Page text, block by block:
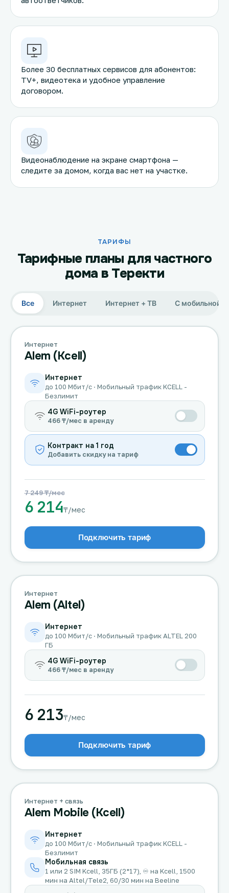
Более 30 бесплатных сервисов для абонентов:
TV+, видеотека и удобное управление
договором.
Видеонаблюдение на экране смартфона —
следите за домом, когда вас нет на участке.
ТАРИФЫ
Тарифные планы для частного
дома в Теректи
Все Интернет Интернет + ТВ С мобильной
Интернет
Alem (Kcell)
Интернет
до 100 Мбит/с · Мобильный трафик KCELL -
Безлимит
4G WiFi-роутер
466 ₸/мес в аренду
Контракт на 1 год
Добавить скидку на тариф
7 249 ₸/мес
6 214₸/мес
Подключить тариф
Интернет
Alem (Altel)
Интернет
до 100 Мбит/с · Мобильный трафик ALTEL 200
ГБ
4G WiFi-роутер
466 ₸/мес в аренду
6 213₸/мес
Подключить тариф
Интернет + связь
Alem Mobile (Kcell)
Интернет
до 100 Мбит/с · Мобильный трафик KCELL -
Безлимит
Мобильная связь
1 или 2 SIM Kcell, 35ГБ (2*17), ♾️ на Kcell, 1500
мин на Altel/Tele2, 60/30 мин на Beeline